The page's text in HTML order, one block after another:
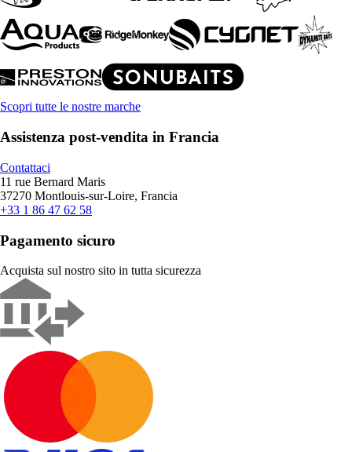
Scopri tutte le nostre marche
Assistenza post-vendita in Francia
Contattaci
11 rue Bernard Maris
37270 Montlouis-sur-Loire, Francia
+33 1 86 47 62 58
Pagamento sicuro
Acquista sul nostro sito in tutta sicurezza